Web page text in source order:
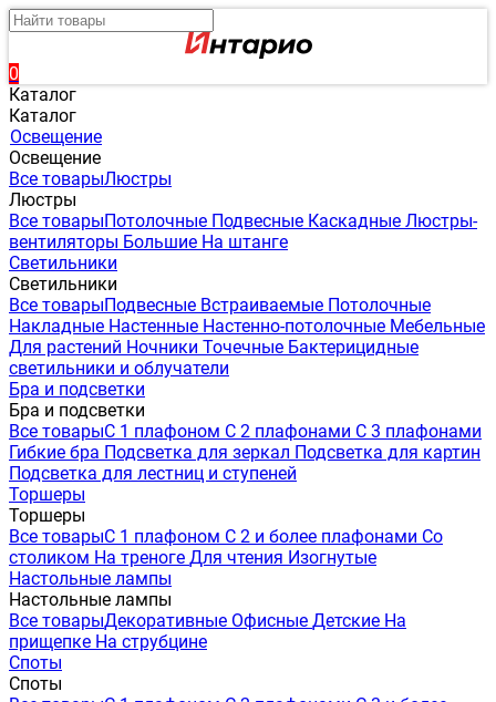
0
Каталог
Каталог
Освещение
Освещение
Все товарыЛюстры
Люстры
Все товарыПотолочные Подвесные Каскадные Люстры-
вентиляторы Большие На штанге
Светильники
Светильники
Все товарыПодвесные Встраиваемые Потолочные
Накладные Настенные Настенно-потолочные Мебельные
Для растений Ночники Точечные Бактерицидные
светильники и облучатели
Бра и подсветки
Бра и подсветки
Все товарыС 1 плафоном С 2 плафонами С 3 плафонами
Гибкие бра Подсветка для зеркал Подсветка для картин
Подсветка для лестниц и ступеней
Торшеры
Торшеры
Все товарыС 1 плафоном С 2 и более плафонами Со
столиком На треноге Для чтения Изогнутые
Настольные лампы
Настольные лампы
Все товарыДекоративные Офисные Детские На
прищепке На струбцине
Споты
Споты